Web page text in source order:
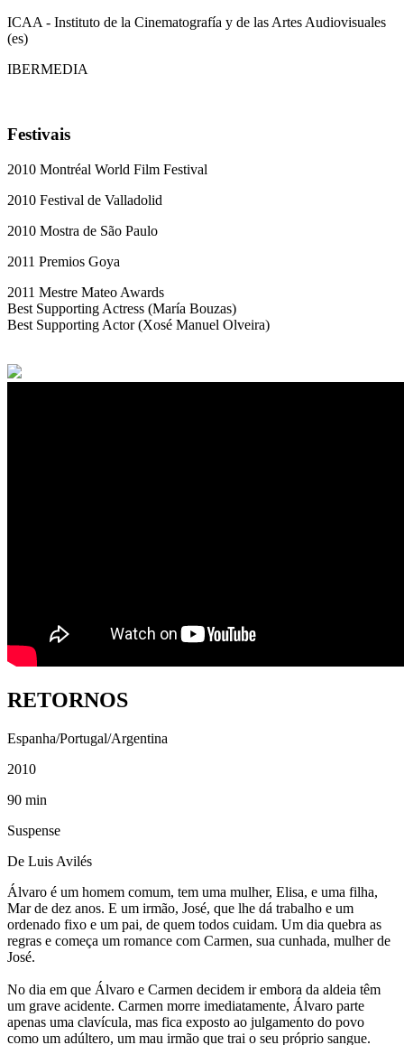
ICAA - Instituto de la Cinematografía y de las Artes Audiovisuales
(es)
IBERMEDIA
Festivais
2010 Montréal World Film Festival
2010 Festival de Valladolid
2010 Mostra de São Paulo
2011 Premios Goya
2011 Mestre Mateo Awards
Best Supporting Actress (María Bouzas)
Best Supporting Actor (Xosé Manuel Olveira)
RETORNOS
Espanha/Portugal/Argentina
2010
90 min
Suspense
De Luis Avilés
Álvaro é um homem comum, tem uma mulher, Elisa, e uma filha,
Mar de dez anos. E um irmão, José, que lhe dá trabalho e um
ordenado fixo e um pai, de quem todos cuidam. Um dia quebra as
regras e começa um romance com Carmen, sua cunhada, mulher de
José.
No dia em que Álvaro e Carmen decidem ir embora da aldeia têm
um grave acidente. Carmen morre imediatamente, Álvaro parte
apenas uma clavícula, mas fica exposto ao julgamento do povo
como um adúltero, um mau irmão que trai o seu próprio sangue.